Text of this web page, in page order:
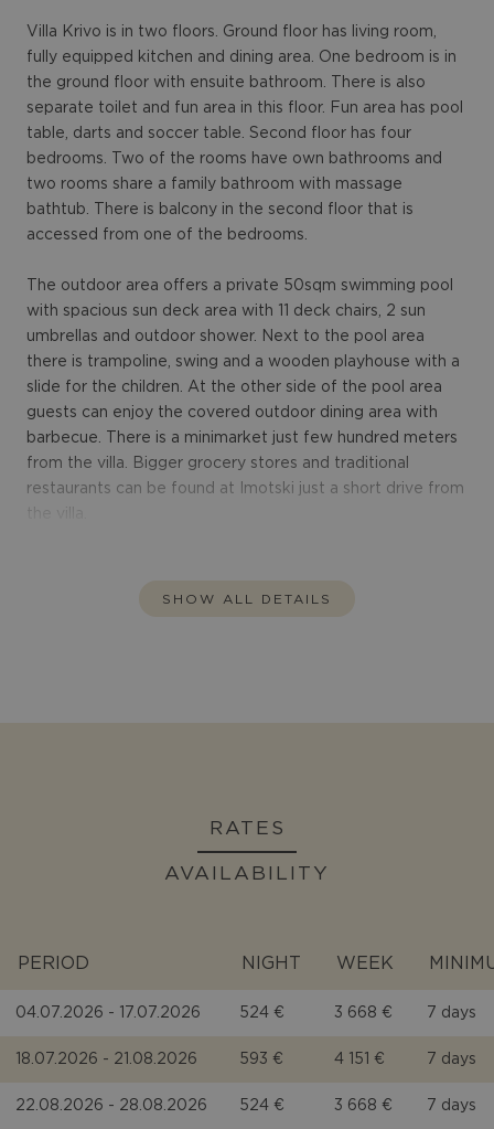
Villa Krivo is in two floors. Ground floor has living room,
fully equipped kitchen and dining area. One bedroom is in
the ground floor with ensuite bathroom. There is also
separate toilet and fun area in this floor. Fun area has pool
table, darts and soccer table. Second floor has four
bedrooms. Two of the rooms have own bathrooms and
two rooms share a family bathroom with massage
bathtub. There is balcony in the second floor that is
accessed from one of the bedrooms.
The outdoor area offers a private 50sqm swimming pool
with spacious sun deck area with 11 deck chairs, 2 sun
umbrellas and outdoor shower. Next to the pool area
there is trampoline, swing and a wooden playhouse with a
slide for the children. At the other side of the pool area
guests can enjoy the covered outdoor dining area with
barbecue. There is a minimarket just few hundred meters
from the villa. Bigger grocery stores and traditional
restaurants can be found at Imotski just a short drive from
SHOW ALL DETAILS
RATES
AVAILABILITY
PERIOD NIGHT WEEK
04.07.2026 - 17.07.2026 524 € 3 668 € 7 days
18.07.2026 - 21.08.2026 593 € 4 151 € 7 days
22.08.2026 - 28.08.2026 524 € 3 668 € 7 days